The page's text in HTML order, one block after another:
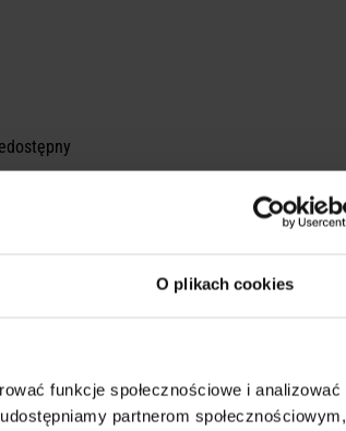
O plikach cookies
funkcje społecznościowe i analizować
partnerom społecznościowym,